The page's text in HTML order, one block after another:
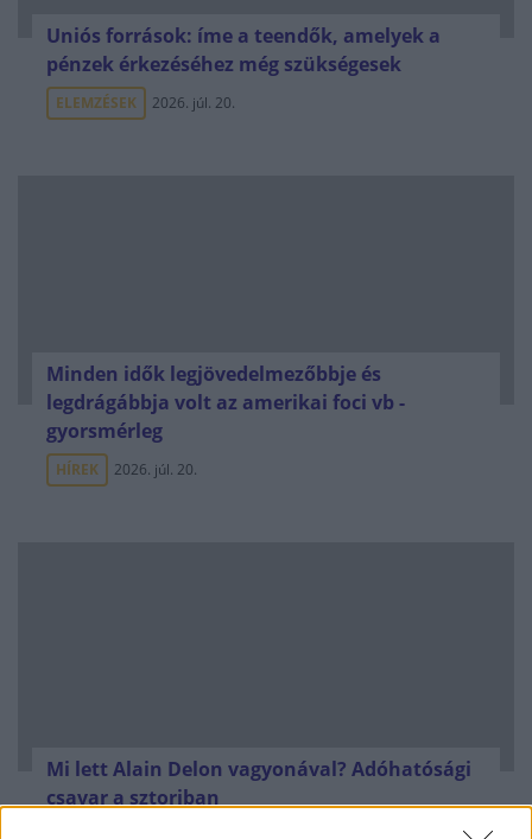
Uniós források: íme a teendők, amelyek a
pénzek érkezéséhez még szükségesek
ELEMZÉSEK 2026. júl. 20.
Minden idők legjövedelmezőbbje és
legdrágábbja volt az amerikai foci vb -
gyorsmérleg
HÍREK 2026. júl. 20.
Mi lett Alain Delon vagyonával? Adóhatósági
csavar a sztoriban